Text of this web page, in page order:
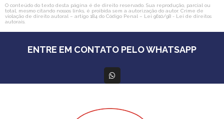
O conteúdo do texto desta página é de direito reservado. Sua reprodução, parcial ou
total, mesmo citando nossos links, é proibida sem a autorização do autor. Crime de
violação de direito autoral – artigo 184 do Código Penal – Lei 9610/98 - Lei de direitos
autorais
ENTRE EM CONTATO PELO WHATSAPP